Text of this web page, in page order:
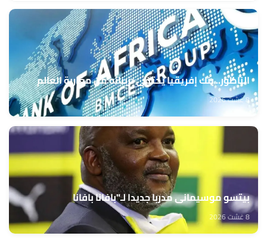
الناظور.. بنك إفريقيا يحتفي بزبنائه من مغاربة العالم
8 غشت 2026
بيتسو موسيماني مدربا جديدا لـ"بافانا بافانا
8 غشت 2026